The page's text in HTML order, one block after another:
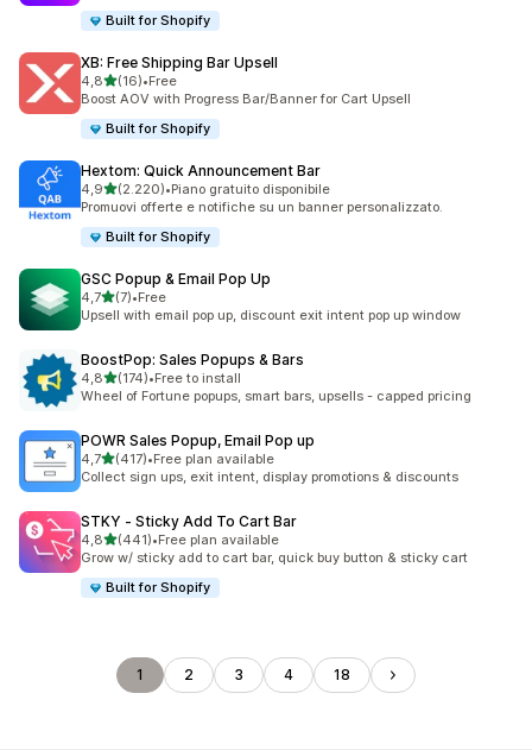
Built for Shopify
XB: Free Shipping Bar Upsell
4,8stelle su 5
(16)
16 recensioni totali
•Free
Boost AOV with Progress Bar/Banner for Cart Upsell
Built for Shopify
Hextom: Quick Announcement Bar
4,9stelle su 5
(2.220)
2220 recensioni totali
•Piano gratuito disponibile
Promuovi offerte e notifiche su un banner personalizzato.
Built for Shopify
GSC Popup & Email Pop Up
4,7stelle su 5
(7)
7 recensioni totali
•Free
Upsell with email pop up, discount exit intent pop up window
BoostPop: Sales Popups & Bars
4,8stelle su 5
(174)
174 recensioni totali
•Free to install
Wheel of Fortune popups, smart bars, upsells - capped pricing
POWR Sales Popup, Email Pop up
4,7stelle su 5
(417)
417 recensioni totali
•Free plan available
Collect sign ups, exit intent, display promotions & discounts
STKY ‑ Sticky Add To Cart Bar
4,8stelle su 5
(441)
441 recensioni totali
•Free plan available
Grow w/ sticky add to cart bar, quick buy button & sticky cart
Built for Shopify
1 2 3 4 18